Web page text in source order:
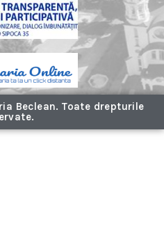
Beclean. Toate drepturile